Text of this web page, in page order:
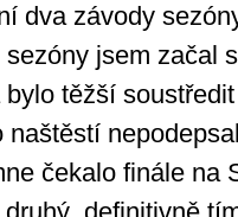
dva závody
jsem začal
těžší
čekalo finále na